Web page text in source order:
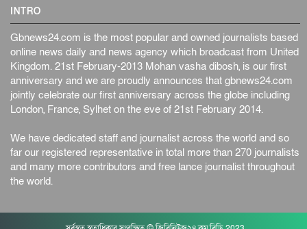
INTRO
Gbnews24.com is the most popular and owned journalists based
online news daily and news agency which broadcast from United
Kingdom. 21st February-2013 Mohan vasha dibosh, is our first
anniversary and we are proudly announces that gbnews24.com
jointly celebrate our first anniversary across the globe including
London, France, Sylhet on the eve of 21st February 2014.
We have dedicated staff and journalist across the world and so
far our registered representative in total more than 270 journalists
and many more contributors and free lance journalist throughout
the world.